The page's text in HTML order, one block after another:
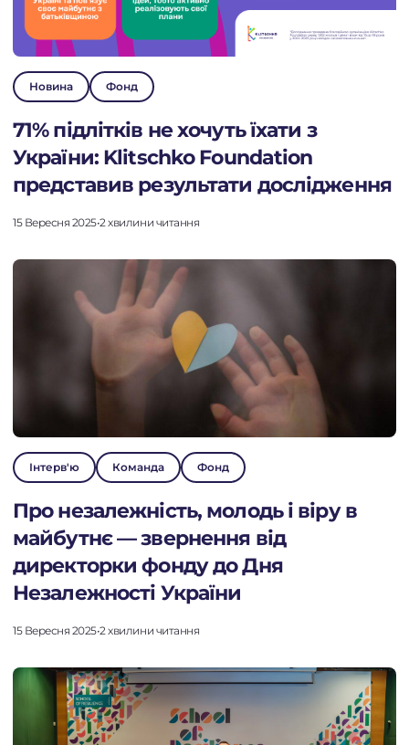
Новина Фонд
71% підлітків не хочуть їхати з
України: Klitschko Foundation
представив результати дослідження
15 Вересня 2025•2 хвилини читання
Інтерв'ю Команда Фонд
Про незалежність, молодь і віру в
майбутнє — звернення від
директорки фонду до Дня
Незалежності України
15 Вересня 2025•2 хвилини читання